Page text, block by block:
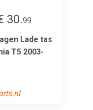
30.99
Lade tas
T5 2003-